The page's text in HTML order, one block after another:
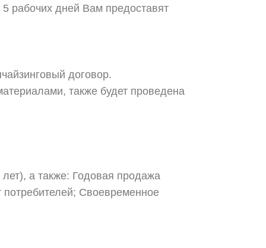
рабочих дней Вам предоставят
договор.
также будет проведена
а также: Годовая продажа
Своевременное